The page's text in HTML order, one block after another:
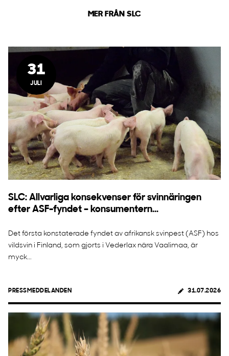
MER FRÅN SLC
31
JULI
SLC: Allvarliga konsekvenser för svinnäringen
efter ASF-fyndet – konsumentern...
Det första konstaterade fyndet av afrikansk svinpest (ASF) hos
vildsvin i Finland, som gjorts i Vederlax nära Vaalimaa, är
myck...
PRESSMEDDELANDEN 31.07.2026